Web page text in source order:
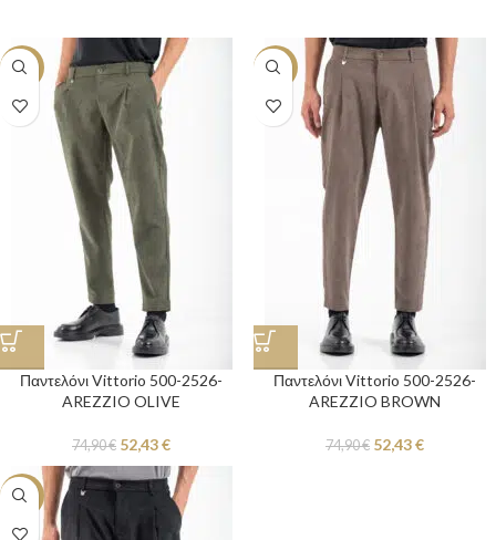
-30%
Παντελόνι Vittorio 500-2526-
AREZZIO OLIVE
74,90€ 52,43€
-30%
Παντελόνι Vittorio 500-2526-
AREZZIO BROWN
74,90€ 52,43€
-30%